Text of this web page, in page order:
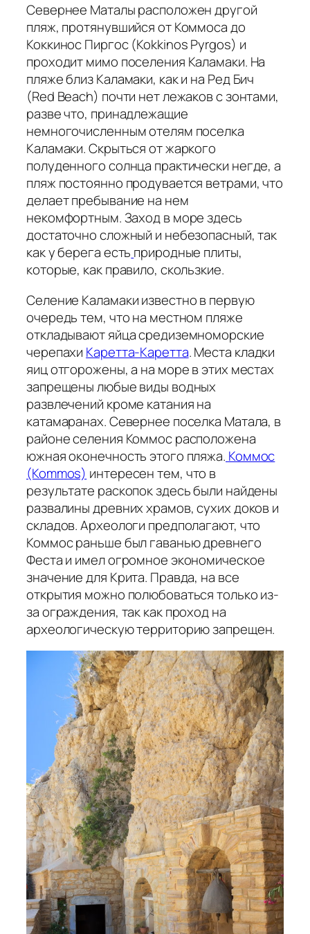
Севернее Маталы расположен другой
пляж, протянувшийся от Коммоса до
Коккинос Пиргос (Kokkinos Pyrgos) и
проходит мимо поселения Каламаки. На
пляже близ Каламаки, как и на Ред Бич
(Red Beach) почти нет лежаков с зонтами,
разве что, принадлежащие
немногочисленным отелям поселка
Каламаки. Скрыться от жаркого
полуденного солнца практически негде, а
пляж постоянно продувается ветрами, что
делает пребывание на нем
некомфортным. Заход в море здесь
достаточно сложный и небезопасный, так
как у берега есть природные плиты,
которые, как правило, скользкие.
Селение Каламаки известно в первую
очередь тем, что на местном пляже
откладывают яйца средиземноморские
черепахи Каретта-Каретта. Места кладки
яиц отгорожены, а на море в этих местах
запрещены любые виды водных
развлечений кроме катания на
катамаранах. Севернее поселка Матала, в
районе селения Коммос расположена
южная оконечность этого пляжа. Коммос
(Kommos) интересен тем, что в
результате раскопок здесь были найдены
развалины древних храмов, сухих доков и
складов. Археологи предполагают, что
Коммос раньше был гаванью древнего
Феста и имел огромное экономическое
значение для Крита. Правда, на все
открытия можно полюбоваться только из-
за ограждения, так как проход на
археологическую территорию запрещен.